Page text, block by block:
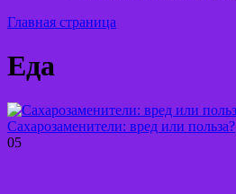
Главная страница
Еда
Сахарозаменители: вред или польза?
05